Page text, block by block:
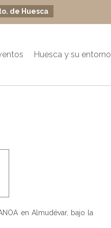
de Huesca
Huesca y su entorno
en Almudévar, bajo la